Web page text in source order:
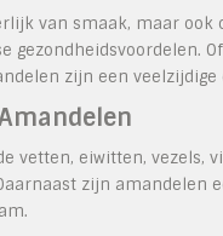
van smaak, maar ook
gezondheidsvoordelen.
zijn een veelzijdige
vetten, eiwitten, vezels,
zijn